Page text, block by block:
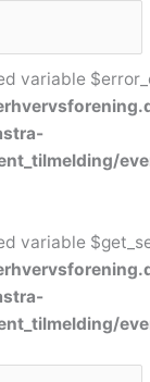
variable
variable